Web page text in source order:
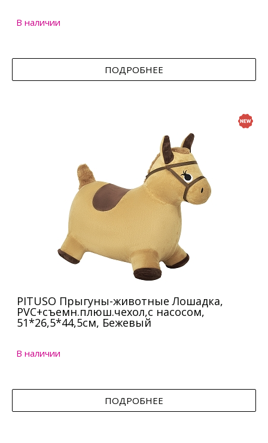
В наличии
ПОДРОБНЕЕ
PITUSO Прыгуны-животные Лошадка,
PVC+съемн.плюш.чехол,с насосом,
51*26,5*44,5см, Бежевый
В наличии
ПОДРОБНЕЕ